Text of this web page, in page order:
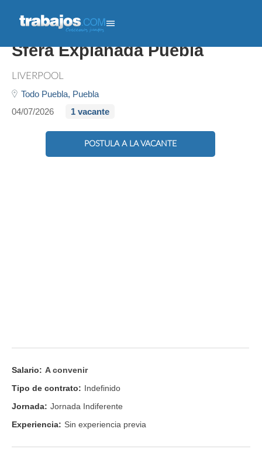
Vendedor Multifuncional
Sfera Explanada Puebla
LIVERPOOL
Todo Puebla, Puebla
04/07/2026
1 vacante
POSTULA A LA VACANTE
Salario: A convenir
Tipo de contrato: Indefinido
Jornada: Jornada Indiferente
Experiencia: Sin experiencia previa